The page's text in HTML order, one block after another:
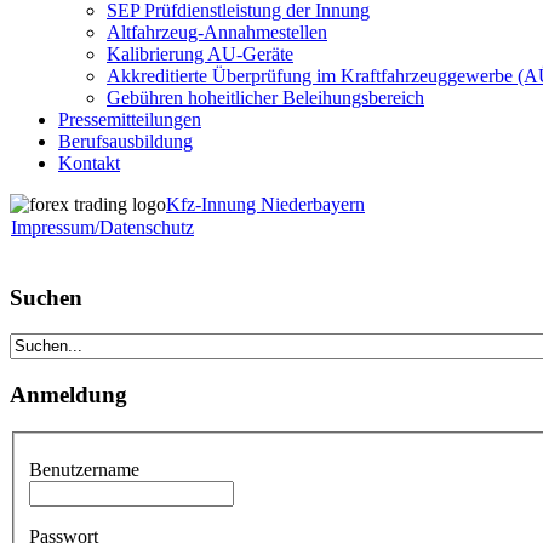
SEP Prüfdienstleistung der Innung
Altfahrzeug-Annahmestellen
Kalibrierung AU-Geräte
Akkreditierte Überprüfung im Kraftfahrzeuggewerbe
Gebühren hoheitlicher Beleihungsbereich
Pressemitteilungen
Berufsausbildung
Kontakt
Kfz-Innung Niederbayern
Impressum/Datenschutz
Suchen
Anmeldung
Benutzername
Passwort